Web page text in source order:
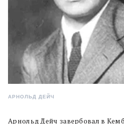
АРНОЛЬД ДЕЙЧ
Арнольд Дейч завербовал в